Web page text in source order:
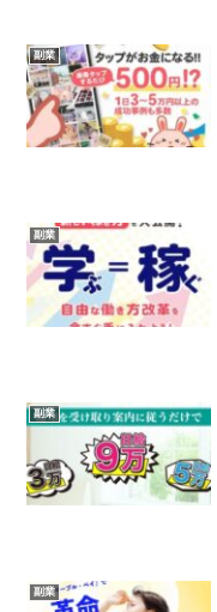
副業
副業
副業
副業